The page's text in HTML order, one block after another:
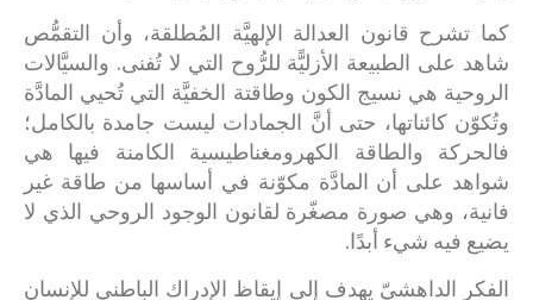
كما تشرح قانون العدالة الإلهيَّة المُطلقة، وأن التقمُّص
شاهد على الطبيعة الأزليًّة للرُّوح التي لا تُفنى. والسيَّالات
الروحية هي نسيج الكون وطاقتة الخفيَّة التي تُحيي المادَّة
وتُكوّن كائناتها، حتى أنَّ الجمادات ليست جامدة بالكامل؛
فالحركة والطاقة الكهرومغناطيسية الكامنة فيها هي
شواهد على أن المادَّة مكوّنة في أساسها من طاقة غير
فانية، وهي صورة مصغّرة لقانون الوجود الروحي الذي لا
يضيع فيه شيء أبدًا.
الفكر الداهشيّ يهدف إلى إيقاظ الإدراك الباطني للإنسان